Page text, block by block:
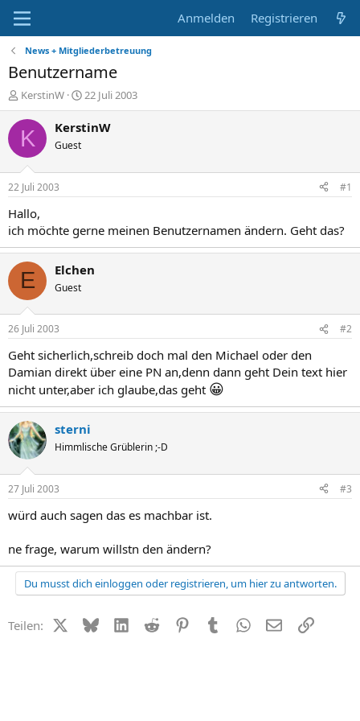
Anmelden Registrieren
News + Mitgliederbetreuung
Benutzername
E
r
s
e
r
KerstinW
E
r
s
t
22 Juli 2003
K KerstinW
Guest
22 Juli 2003 #1
Hallo,
ich möchte gerne meinen Benutzernamen ändern. Geht das?
E Elchen
Guest
26 Juli 2003 #2
Geht sicherlich,schreib doch mal den Michael oder den
Damian direkt über eine PN an,denn dann geht Dein text hier
nicht unter,aber ich glaube,das geht 😀
sterni
Himmlische Grüblerin ;-D
27 Juli 2003 #3
würd auch sagen das es machbar ist.
ne frage, warum willstn den ändern?
Du musst dich einloggen oder registrieren, um hier zu antworten.
Teilen: X (Twitter)
BlueskyLinkedIn
Reddit PinterestTumblr WhatsApp
E-MailLink